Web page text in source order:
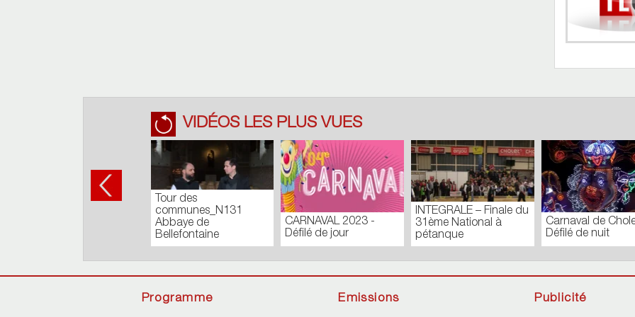
VIDÉOS LES PLUS VUES
Tour des
communes_N131
Abbaye de
Bellefontaine
CARNAVAL 2023 -
Défilé de jour
INTEGRALE – Finale du
31ème National à
pétanque
Carnaval de
Défilé de nuit
Programme Emissions Publicité